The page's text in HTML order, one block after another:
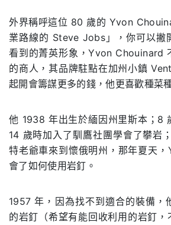
外界稱呼這位 80 歲的 Yvon
業路線的 Steve Jobs」
，你可以撇
看到的菁英形象，Yvon Chouinard
的商人，其品牌駐點在加州小鎮
起開會籌謀更多的錢，他更喜歡種菜
他 1938 年出生於緬因州里斯本；8
14 歲時加入了馴鷹社團學會了攀岩
特老爺車來到懷俄明州，那年夏天
會了如何使用岩釘。
1957 年，因為找不到適合的裝備，
的岩釘（希望有能回收利用的岩釘